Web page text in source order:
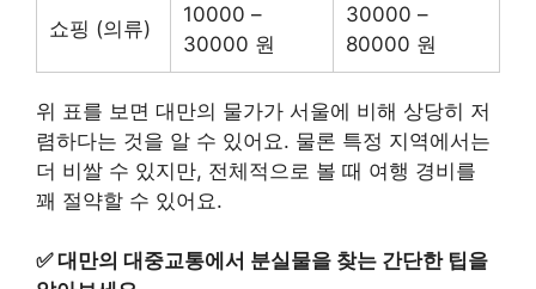
쇼핑 (의류)
10000 –
30000 원
30000 –
80000 원
위 표를 보면 대만의 물가가 서울에 비해 상당히 저
렴하다는 것을 알 수 있어요. 물론 특정 지역에서는
더 비쌀 수 있지만, 전체적으로 볼 때 여행 경비를
꽤 절약할 수 있어요.
✅대만의 대중교통에서 분실물을 찾는 간단한 팁을